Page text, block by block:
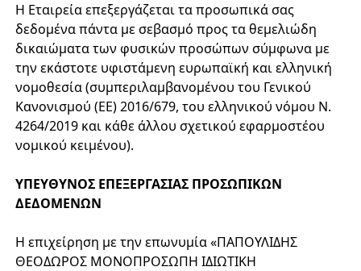
Η Εταιρεία επεξεργάζεται τα προσωπικά σας
δεδομένα πάντα με σεβασμό προς τα θεμελιώδη
δικαιώματα των φυσικών προσώπων σύμφωνα με
την εκάστοτε υφιστάμενη ευρωπαϊκή και ελληνική
νομοθεσία (συμπεριλαμβανομένου του Γενικού
Κανονισμού (ΕΕ) 2016/679, του ελληνικού νόμου Ν.
4264/2019 και κάθε άλλου σχετικού εφαρμοστέου
νομικού κειμένου).
ΥΠΕΥΘΥΝΟΣ ΕΠΕΞΕΡΓΑΣΙΑΣ ΠΡΟΣΩΠΙΚΩΝ
ΔΕΔΟΜΕΝΩΝ
Η επιχείρηση με την επωνυμία «ΠΑΠΟΥΛΙΔΗΣ
ΘΕΟΔΩΡΟΣ ΜΟΝΟΠΡΟΣΩΠΗ ΙΔΙΩΤΙΚΗ